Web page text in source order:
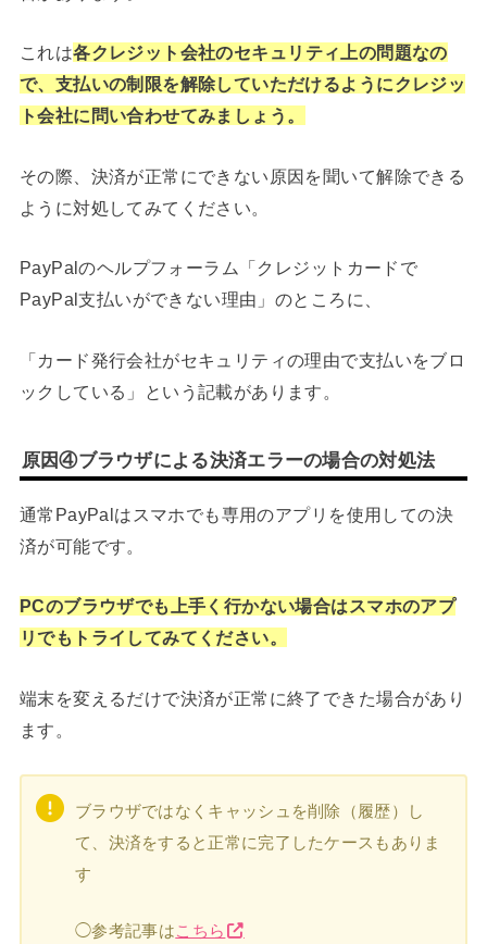
これは各クレジット会社のセキュリティ上の問題なの
で、支払いの制限を解除していただけるようにクレジッ
ト会社に問い合わせてみましょう。
その際、決済が正常にできない原因を聞いて解除できる
ように対処してみてください。
PayPalのヘルプフォーラム「クレジットカードで
PayPal支払いができない理由」のところに、
「カード発行会社がセキュリティの理由で支払いをブロ
ックしている」という記載があります。
原因④ブラウザによる決済エラーの場合の対処法
通常PayPalはスマホでも専用のアプリを使用しての決
済が可能です。
PCのブラウザでも上手く行かない場合はスマホのアプ
リでもトライしてみてください。
端末を変えるだけで決済が正常に終了できた場合があり
ます。
ブラウザではなくキャッシュを削除（履歴）し
て、決済をすると正常に完了したケースもありま
す
◯参考記事はこちら